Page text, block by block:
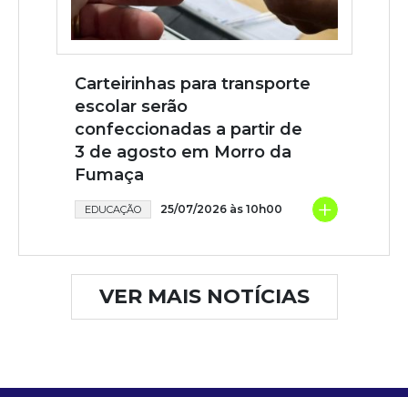
Carteirinhas para transporte
escolar serão
confeccionadas a partir de
3 de agosto em Morro da
Fumaça
EDUCAÇÃO 25/07/2026 às 10h00 +
VER MAIS NOTÍCIAS